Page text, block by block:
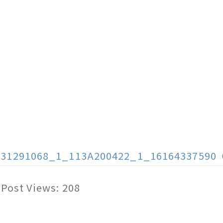
Post Views: 208